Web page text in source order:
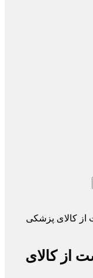
از کالای پزشکی
از کالای